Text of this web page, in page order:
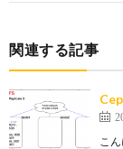
関連する記事
こ